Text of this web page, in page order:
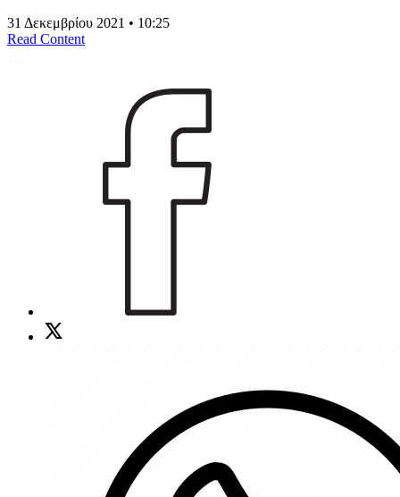
31 Δεκεμβρίου 2021 • 10:25
Read Content